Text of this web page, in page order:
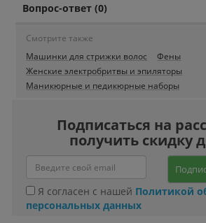
Вопрос-ответ (0)
Смотрите также
Машинки для стрижки волос
Фены
Женские электробритвы и эпиляторы
Маникюрные и педикюрные наборы
Подписаться на
получить скидку
Я согласен с нашей Политикой
персональных данных